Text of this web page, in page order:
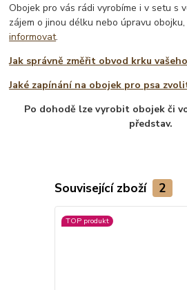
Obojek pro vás rádi vyrobíme i v setu s
zájem o jinou délku nebo úpravu
informovat.
Jak správně změřit obvod krku
Jaké zapínání na obojek pro psa
Po dohodě lze vyrobit obojek či
představ.
Související zboží 2
TOP produkt